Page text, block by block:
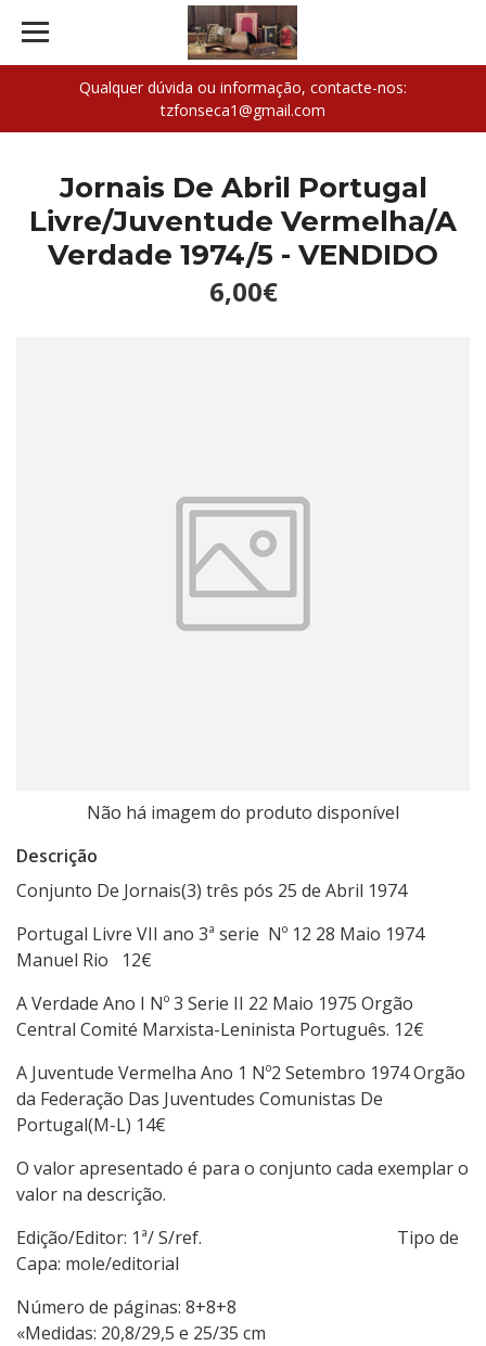
Qualquer dúvida ou informação, contacte-nos:
tzfonseca1@gmail.com
Jornais De Abril Portugal
Livre/Juventude Vermelha/A
Verdade 1974/5 - VENDIDO
6,00€
Não há imagem do produto disponível
Descrição
Conjunto De Jornais(3) três pós 25 de Abril 1974
Portugal Livre VII ano 3ª serie Nº 12 28 Maio 1974
Manuel Rio 12€
A Verdade Ano I Nº 3 Serie II 22 Maio 1975 Orgão
Central Comité Marxista-Leninista Português. 12€
A Juventude Vermelha Ano 1 Nº2 Setembro 1974 Orgão
da Federação Das Juventudes Comunistas De
Portugal(M-L) 14€
O valor apresentado é para o conjunto cada exemplar o
valor na descrição.
Edição/Editor: 1ª/ S/ref. Tipo de
Capa: mole/editorial
Número de páginas: 8+8+8
«Medidas: 20,8/29,5 e 25/35 cm